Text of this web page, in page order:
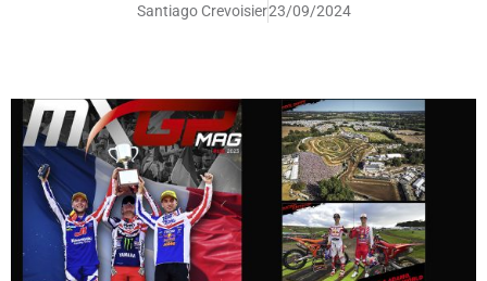
Santiago Crevoisier23/09/2024